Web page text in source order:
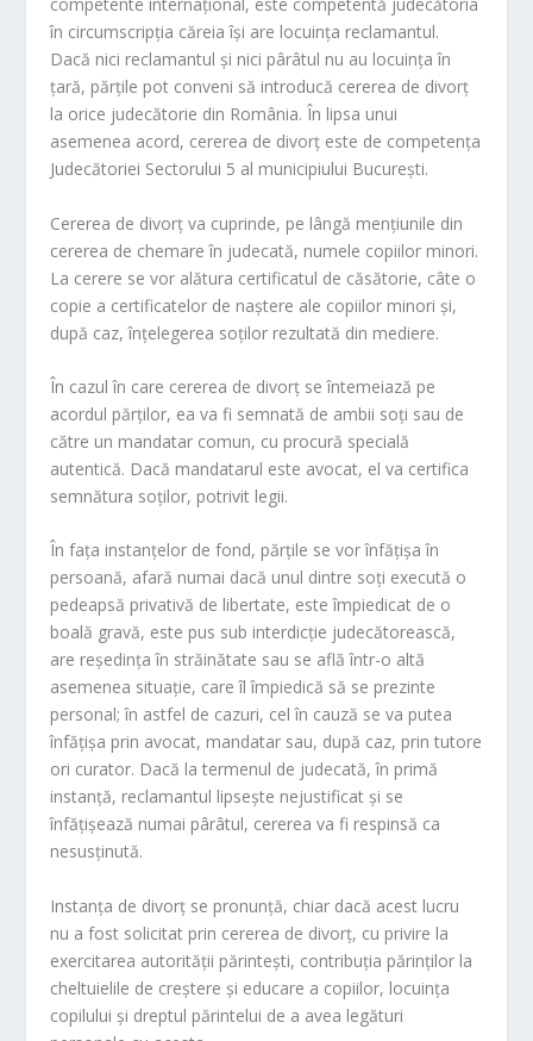
în circumscripţia căreia îşi are locuinţa reclamantul.
Dacă nici reclamantul şi nici pârâtul nu au locuinţa în
ţară, părţile pot conveni să introducă cererea de divorţ
la orice judecătorie din România. În lipsa unui
asemenea acord, cererea de divorţ este de competenţa
Judecătoriei Sectorului 5 al municipiului Bucureşti.
Cererea de divorţ va cuprinde, pe lângă menţiunile din
cererea de chemare în judecată, numele copiilor minori.
La cerere se vor alătura certificatul de căsătorie, câte o
copie a certificatelor de naştere ale copiilor minori şi,
după caz, înţelegerea soţilor rezultată din mediere.
În cazul în care cererea de divorţ se întemeiază pe
acordul părţilor, ea va fi semnată de ambii soţi sau de
către un mandatar comun, cu procură specială
autentică. Dacă mandatarul este avocat, el va certifica
semnătura soţilor, potrivit legii.
În faţa instanţelor de fond, părţile se vor înfăţişa în
persoană, afară numai dacă unul dintre soţi execută o
pedeapsă privativă de libertate, este împiedicat de o
boală gravă, este pus sub interdicţie judecătorească,
are reşedinţa în străinătate sau se află într-o altă
asemenea situaţie, care îl împiedică să se prezinte
personal; în astfel de cazuri, cel în cauză se va putea
înfăţişa prin avocat, mandatar sau, după caz, prin tutore
ori curator. Dacă la termenul de judecată, în primă
instanţă, reclamantul lipseşte nejustificat şi se
înfăţişează numai pârâtul, cererea va fi respinsă ca
nesusţinută.
Instanţa de divorţ se pronunţă, chiar dacă acest lucru
nu a fost solicitat prin cererea de divorţ, cu privire la
exercitarea autorităţii părinteşti, contribuţia părinţilor la
cheltuielile de creştere şi educare a copiilor, locuinţa
copilului şi dreptul părintelui de a avea legături